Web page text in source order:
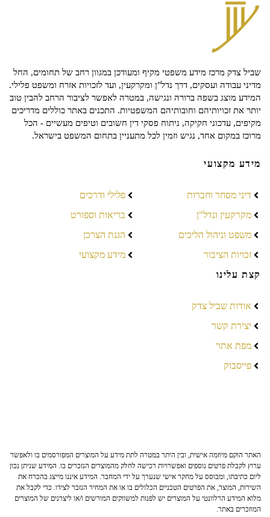
שביל צדק מרכז מידע משפטי מקיף ומעודכן במגוון רחב של תחומים, החל
מדיני עבודה ועסקים, דרך נדל"ן ומקרקעין, ועד לזכויות אזרח ומשפט פלילי.
המידע מוצג בשפה ברורה ונגישה, במטרה לאפשר לציבור הרחב להבין טוב
יותר את זכויותיהם וחובותיהם המשפטיות. התכנים באתר כוללים מדריכים
מקיפים, עדכוני חקיקה, ניתוח פסקי דין חשובים וטיפים מעשיים - הכל
מרוכז במקום אחד, נגיש וזמין לכל מתעניין בתחום המשפט בישראל.
מידע מקצועי
דיני מסחר וחברות
מקרקעין ונדל"ן
משפט וניהול הליכים
זכויות הציבור
פלילי ודרכים
בריאות וספורט
הגנת הצרכן
מידע מקצועי
קצת עלינו
אודות שביל צדק
יצירת קשר
מפת אתר
פייסבוק
האתר הוקם מיוזמה אישית, ובין היתר במטרה לתת מידע על המוצרים המפורסמים בו ולאפשר
ערוץ לקבלת פרטים נוספים ואפשרויות רכישה לחלק מהמוצרים הנזכרים בו. המידע שניתן נכון
ליום כתיבתו, ומבוסס על מחקר אישי שנערך על ידי המחבר. המידע איננו מייצג בהכרח את
השירות, המוצר, את הפרטים הטכניים הכלולים בו או את המחיר הנזכר לצידו. כדי לקבל את
מלוא המידע הרלוונטי על המוצרים יש לפנות למשווקים המורשים ו/או ליצרנים של המוצרים
המוזכרים באתר.